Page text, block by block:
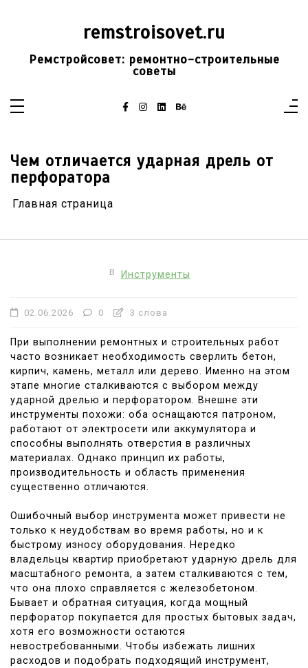
remstroisovet.ru
Ремстройсовет: ремонтно-строительные
советы
Чем отличается ударная дрель от
перфоратора
Главная страница
В Инструменты
02.06.2026 0 3 слова
При выполнении ремонтных и строительных работ
часто возникает необходимость сверлить бетон,
кирпич, камень, металл или дерево. Именно на этом
этапе многие сталкиваются с выбором между
ударной дрелью и перфоратором. Внешне эти
инструменты похожи: оба оснащаются патроном,
работают от электросети или аккумулятора и
способны выполнять отверстия в различных
материалах. Однако принцип их работы,
производительность и область применения
существенно отличаются.
Ошибочный выбор инструмента может привести не
только к неудобствам во время работы, но и к
быстрому износу оборудования. Нередко
владельцы квартир приобретают ударную дрель для
масштабного ремонта, а затем сталкиваются с тем,
что она плохо справляется с железобетоном.
Бывает и обратная ситуация, когда мощный
перфоратор покупается для простых бытовых задач,
хотя его возможности остаются
невостребованными. Чтобы избежать лишних
расходов и подобрать подходящий инструмент,